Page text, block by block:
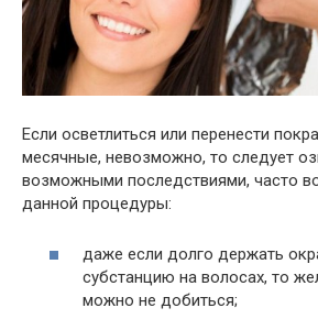
Если осветлиться или перенести
месячные, невозможно, то следует
возможными последствиями, часто
данной процедуры:
даже если долго держать
субстанцию на волосах, то
можно не добиться;